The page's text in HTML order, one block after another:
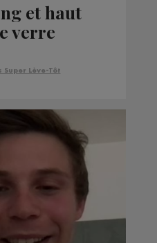
et haut
verre
Super Lève-Tôt